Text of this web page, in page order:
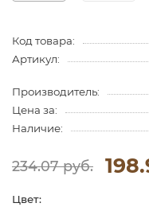
Код товара:
Артикул:
Производитель:
Цена за:
Наличие:
234.07 руб.
Цвет: